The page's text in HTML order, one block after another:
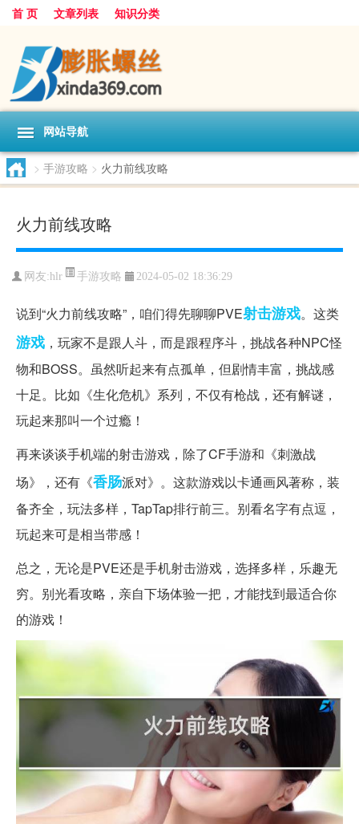
首 页 文章列表 知识分类
网站导航
> 手游攻略 > 火力前线攻略
火力前线攻略
网友:hlr 手游攻略 2024-05-02 18:36:29
说到“火力前线攻略”，咱们得先聊聊PVE射击游戏。这类
游戏 ，玩家不是跟人斗，而是跟程序斗，挑战各种NPC怪
物和BOSS。虽然听起来有点孤单，但剧情丰富，挑战感
十足。比如《生化危机》系列，不仅有枪战，还有解谜，
玩起来那叫一个过瘾！
再来谈谈手机端的射击游戏，除了CF手游和《刺激战
场》，还有《香肠派对》。这款游戏以卡通画风著称，装
备齐全，玩法多样，TapTap排行前三。别看名字有点逗，
玩起来可是相当带感！
总之，无论是PVE还是手机射击游戏，选择多样，乐趣无
穷。别光看攻略，亲自下场体验一把，才能找到最适合你
的游戏！